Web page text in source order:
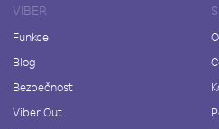
VIBER
Funkce
Blog
Bezpečnost
Viber Out